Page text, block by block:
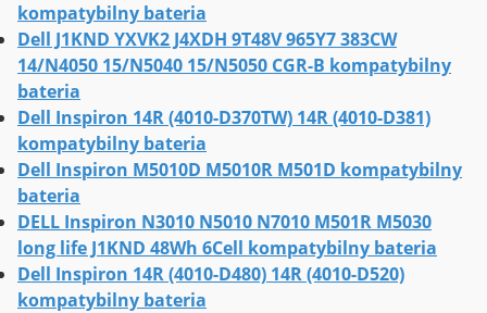
kompatybilny bateria
Dell J1KND YXVK2 J4XDH 9T48V 965Y7 383CW
14/N4050 15/N5040 15/N5050 CGR-B kompatybilny
bateria
Dell Inspiron 14R (4010-D370TW) 14R (4010-D381)
kompatybilny bateria
Dell Inspiron M5010D M5010R M501D kompatybilny
bateria
DELL Inspiron N3010 N5010 N7010 M501R M5030
long life J1KND 48Wh 6Cell kompatybilny bateria
Dell Inspiron 14R (4010-D480) 14R (4010-D520)
kompatybilny bateria